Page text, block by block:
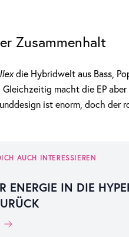
Zusammenhalt
die Hybridwelt aus Bass,
macht die EP
ist enorm, doch der
AUCH INTERESSIEREN
ENERGIE IN DIE